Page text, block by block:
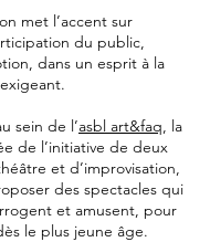
met l’accent sur
du public,
dans un esprit à la
sein de l’asbl art&faq, la
de l’initiative de deux
et d’improvisation,
des spectacles qui
et amusent, pour
le plus jeune âge.